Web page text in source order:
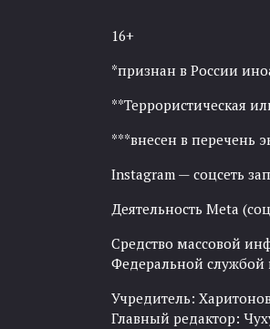
16+
*признан в России
**Террористическая
***внесен в перечень
Instagram — соцсеть
Деятельность Meta
Средство массовой
Федеральной службой
Учредитель:
Главный редактор: